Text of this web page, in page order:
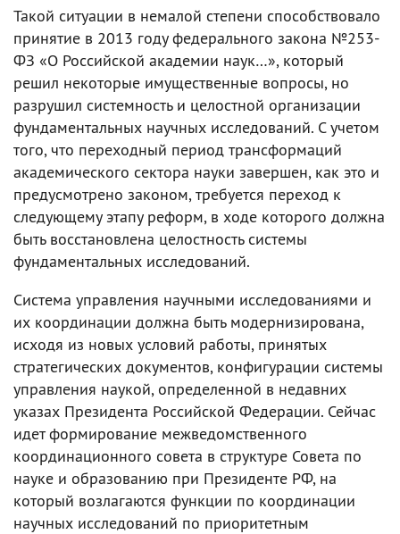
Такой ситуации в немалой степени способствовало
принятие в 2013 году федерального закона №253-
ФЗ «О Российской академии наук…», который
решил некоторые имущественные вопросы, но
разрушил системность и целостной организации
фундаментальных научных исследований. С учетом
того, что переходный период трансформаций
академического сектора науки завершен, как это и
предусмотрено законом, требуется переход к
следующему этапу реформ, в ходе которого должна
быть восстановлена целостность системы
фундаментальных исследований.
Система управления научными исследованиями и
их координации должна быть модернизирована,
исходя из новых условий работы, принятых
стратегических документов, конфигурации системы
управления наукой, определенной в недавних
указах Президента Российской Федерации. Сейчас
идет формирование межведомственного
координационного совета в структуре Совета по
науке и образованию при Президенте РФ, на
который возлагаются функции по координации
научных исследований по приоритетным